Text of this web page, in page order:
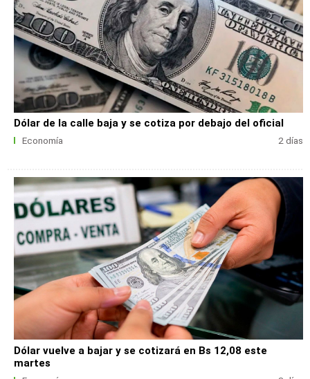
Dólar de la calle baja y se cotiza por debajo del oficial
Economía 2 días
Dólar vuelve a bajar y se cotizará en Bs 12,08 este
martes